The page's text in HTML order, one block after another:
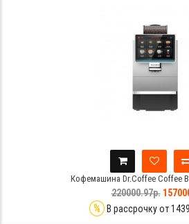
Кофемашина Dr.Coffee Coffee
220000.97р.
% В рассрочку от